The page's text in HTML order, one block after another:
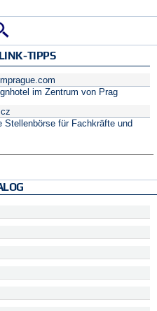
TIPPS
im Zentrum von Prag
für Fachkräfte und